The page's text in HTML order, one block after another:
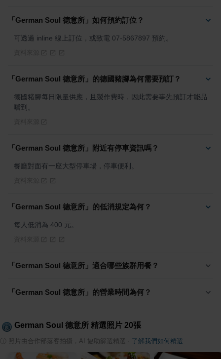
「German Soul 德意所」如何預約訂位？
可透過 inline 線上訂位，或致電 07-5867897 預約。
「German Soul 德意所」的德國豬腳為何需要預訂？
德國豬腳每日限量供應，且製作費時，因此需要事先預訂才能品
嚐到。
「German Soul 德意所」附近有停車資訊嗎？
餐廳對面有一座大型停車場，停車便利。
「German Soul 德意所」的低消規定為何？
每人低消為 400 元。
「German Soul 德意所」適合哪些族群用餐？
「German Soul 德意所」的營業時間為何？
German Soul 德意所 精選照片 20張
照片由合作部落客拍攝，AI 協助篩選精選 了解我們如何精選